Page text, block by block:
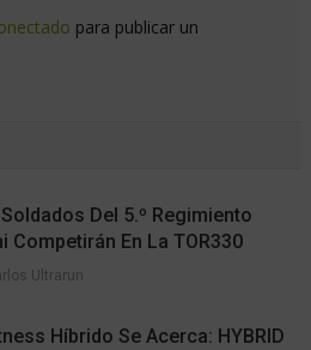
para publicar un
Del 5.º Regimiento
Competirán En La TOR330
Ultrarun
Híbrido Se Acerca: HYBRID